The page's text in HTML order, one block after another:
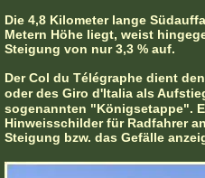
Die 4,8 Kilometer lange
Metern Höhe liegt, weist
Steigung von nur 3,3 % auf.
Der Col du Télégraphe dient
oder des Giro d'Italia als
sogenannten "Königsetappe".
Hinweisschilder für Radfahrer
Steigung bzw. das Gefälle